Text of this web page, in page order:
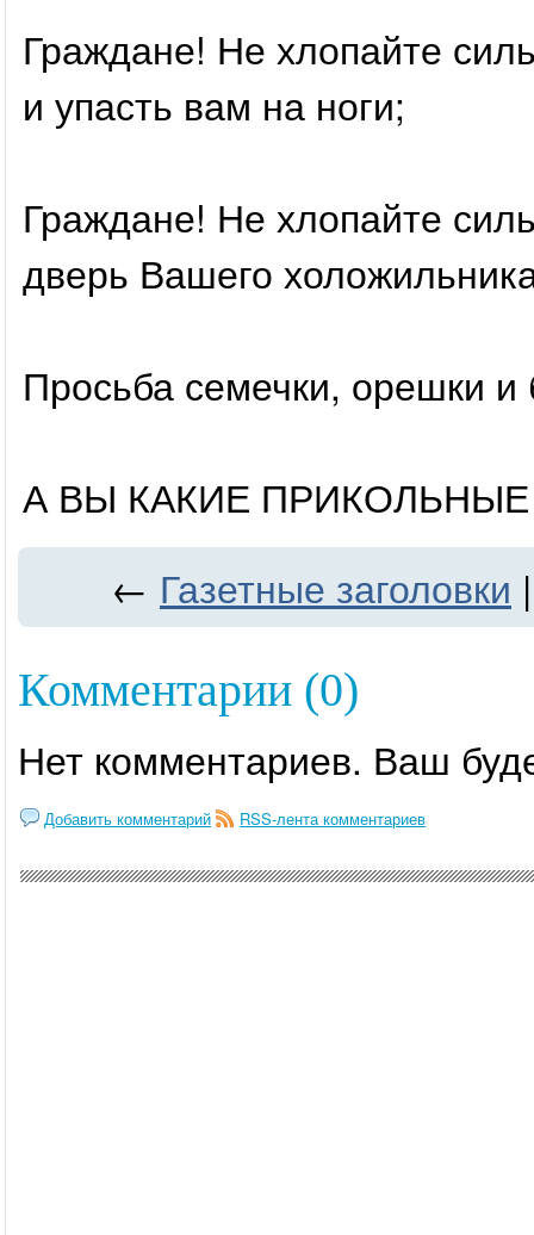
Граждане! Не хлопайте
и упасть вам на ноги;
Граждане! Не хлопайте
дверь Вашего
Просьба семечки, орешки
А ВЫ КАКИЕ
← Газетные заголовки
Комментарии (0)
Нет комментариев. Ваш
Добавить комментарий RSS-лента комментариев